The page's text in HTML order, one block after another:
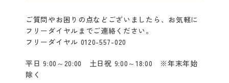
クレイスパ
リペアカラーオイル
ヘアカラーマスカラ
ご質問やお困りの点などございましたら、お気軽に
フリーダイヤルまでご連絡ください。
フリーダイヤル 0120-557-020
平日 9:00～20:00 土日祝 9:00～18:00 ※年末年始
除く